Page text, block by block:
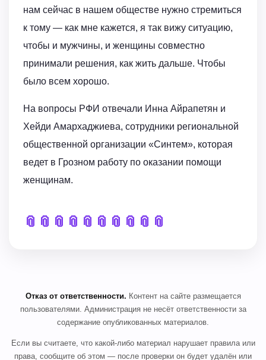
нам сейчас в нашем обществе нужно стремиться
к тому — как мне кажется, я так вижу ситуацию,
чтобы и мужчины, и женщины совместно
принимали решения, как жить дальше. Чтобы
было всем хорошо.
На вопросы РФИ отвечали Инна Айрапетян и
Хейди Амархаджиева, сотрудники региональной
общественной организации «Синтем», которая
ведет в Грозном работу по оказании помощи
женщинам.
📎 📎 📎 📎 📎 📎 📎 📎 📎 📎
Отказ от ответственности. Контент на сайте размещается
пользователями. Администрация не несёт ответственности за
содержание опубликованных материалов.
Если вы считаете, что какой-либо материал нарушает правила или
права, сообщите об этом — после проверки он будет удалён или